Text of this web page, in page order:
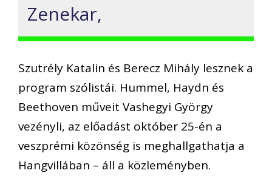
Zenekar,
Szutrély Katalin és Berecz Mihály lesznek a
program szólistái. Hummel, Haydn és
Beethoven műveit Vashegyi György
vezényli, az előadást október 25-én a
veszprémi közönség is meghallgathatja a
Hangvillában – áll a közleményben.